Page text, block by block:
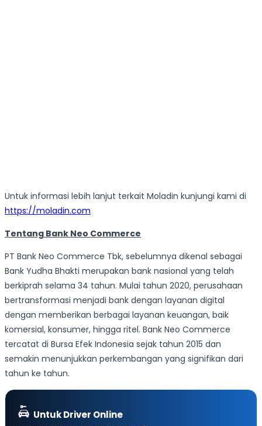
Untuk informasi lebih lanjut terkait Moladin kunjungi kami di
https://moladin.com
Tentang Bank Neo Commerce
PT Bank Neo Commerce Tbk, sebelumnya dikenal sebagai
Bank Yudha Bhakti merupakan bank nasional yang telah
berkiprah selama 34 tahun. Mulai tahun 2020, perusahaan
bertransformasi menjadi bank dengan layanan digital
dengan memberikan berbagai layanan keuangan, baik
komersial, konsumer, hingga ritel. Bank Neo Commerce
tercatat di Bursa Efek Indonesia sejak tahun 2015 dan
semakin menunjukkan perkembangan yang signifikan dari
tahun ke tahun.
Untuk Driver Online